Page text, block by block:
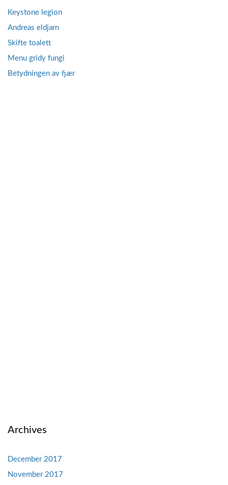
Keystone legion
Andreas eldjarn
Skifte toalett
Menu gridy fungi
Betydningen av fjær
Archives
December 2017
November 2017